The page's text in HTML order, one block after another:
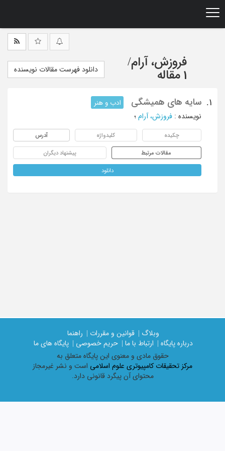
فروزش، آرام/
1 مقاله
دانلود فهرست مقالات نویسنده
1. سایه های همیشگی
ادب و هنر
نویسنده : فروزش، آرام ؛
چکیده کلیدواژه آدرس
مقالات مرتبط پیشنهاد دیگران
دانلود
وبلاگ | قوانین و مقررات |
راهنما
درباره پایگاه |
ارتباط با ما | حریم خصوصی |
پایگاه های ما
حقوق مادی و معنوی اين پايگاه متعلق به
مرکز تحقیقات کامپیوتری علوم اسلامی است و نشر غیرمجاز
محتوای آن پیگرد قانونی دارد.